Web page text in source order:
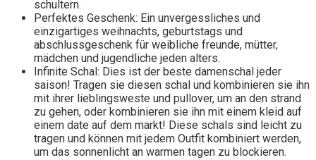
schultern.
Perfektes Geschenk: Ein unvergessliches und
einzigartiges weihnachts, geburtstags und
abschlussgeschenk für weibliche freunde, mütter,
mädchen und jugendliche jeden alters.
Infinite Schal: Dies ist der beste damenschal jeder
saison! Tragen sie diesen schal und kombinieren sie ihn
mit ihrer lieblingsweste und pullover, um an den strand
zu gehen, oder kombinieren sie ihn mit einem kleid auf
einem date auf dem markt! Diese schals sind leicht zu
tragen und können mit jedem Outfit kombiniert werden,
um das sonnenlicht an warmen tagen zu blockieren.